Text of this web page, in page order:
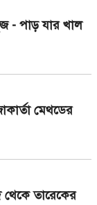
- পাড় যার খাল
মেথডের
থেকে তারেকের